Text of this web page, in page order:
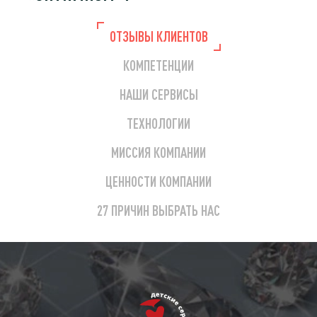
Генеральный директор
Клевцов Роман ДмитриевичОТЗЫВЫ КЛИЕНТОВ
КОМПЕТЕНЦИИ
НАШИ СЕРВИСЫ
ТЕХНОЛОГИИ
МИССИЯ КОМПАНИИ
ЦЕННОСТИ КОМПАНИИ
27 ПРИЧИН ВЫБРАТЬ НАС